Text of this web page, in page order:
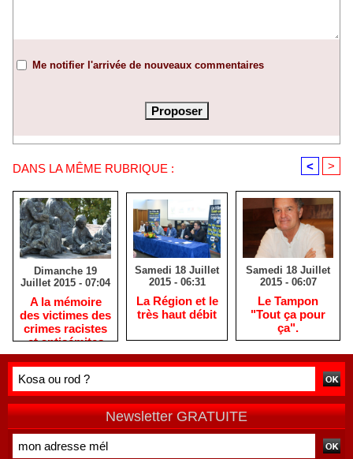
Me notifier l'arrivée de nouveaux commentaires
DANS LA MÊME RUBRIQUE : < >
Dimanche 19
Juillet 2015 - 07:04
A la mémoire
des victimes des
crimes racistes
et antisémites
Samedi 18 Juillet
2015 - 06:31
La Région et le
très haut débit
Samedi 18 Juillet
2015 - 06:07
Le Tampon
"Tout ça pour
ça".
Newsletter GRATUITE